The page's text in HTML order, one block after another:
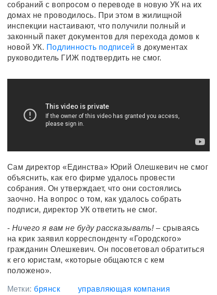
собраний с вопросом о переводе в новую УК на их
домах не проводилось. При этом в жилищной
инспекции настаивают, что получили полный и
законный пакет документов для перехода домов к
новой УК. Подлинность подписей в документах
руководитель ГИЖ подтвердить не смог.
Сам директор «Единства» Юрий Олешкевич не смог
объяснить, как его фирме удалось провести
собрания. Он утверждает, что они состоялись
заочно. На вопрос о том, как удалось собрать
подписи, директор УК ответить не смог.
- Ничего я вам не буду рассказывать!– срываясь
на крик заявил корреспонденту «Городского»
гражданин Олешкевич. Он посоветовал обратиться
к его юристам, «которые общаются с кем
положено».
Метки: брянск
управляющая компания